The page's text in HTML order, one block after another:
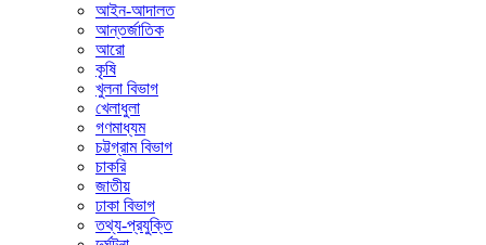
আইন-আদালত
আন্তর্জাতিক
আরো
কৃষি
খুলনা বিভাগ
খেলাধুলা
গণমাধ্যম
চট্টগ্রাম বিভাগ
চাকরি
জাতীয়
ঢাকা বিভাগ
তথ্য-প্রযুক্তি